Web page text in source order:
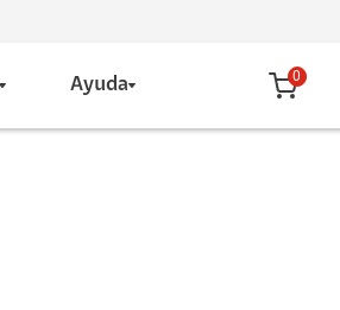
Ayuda 0